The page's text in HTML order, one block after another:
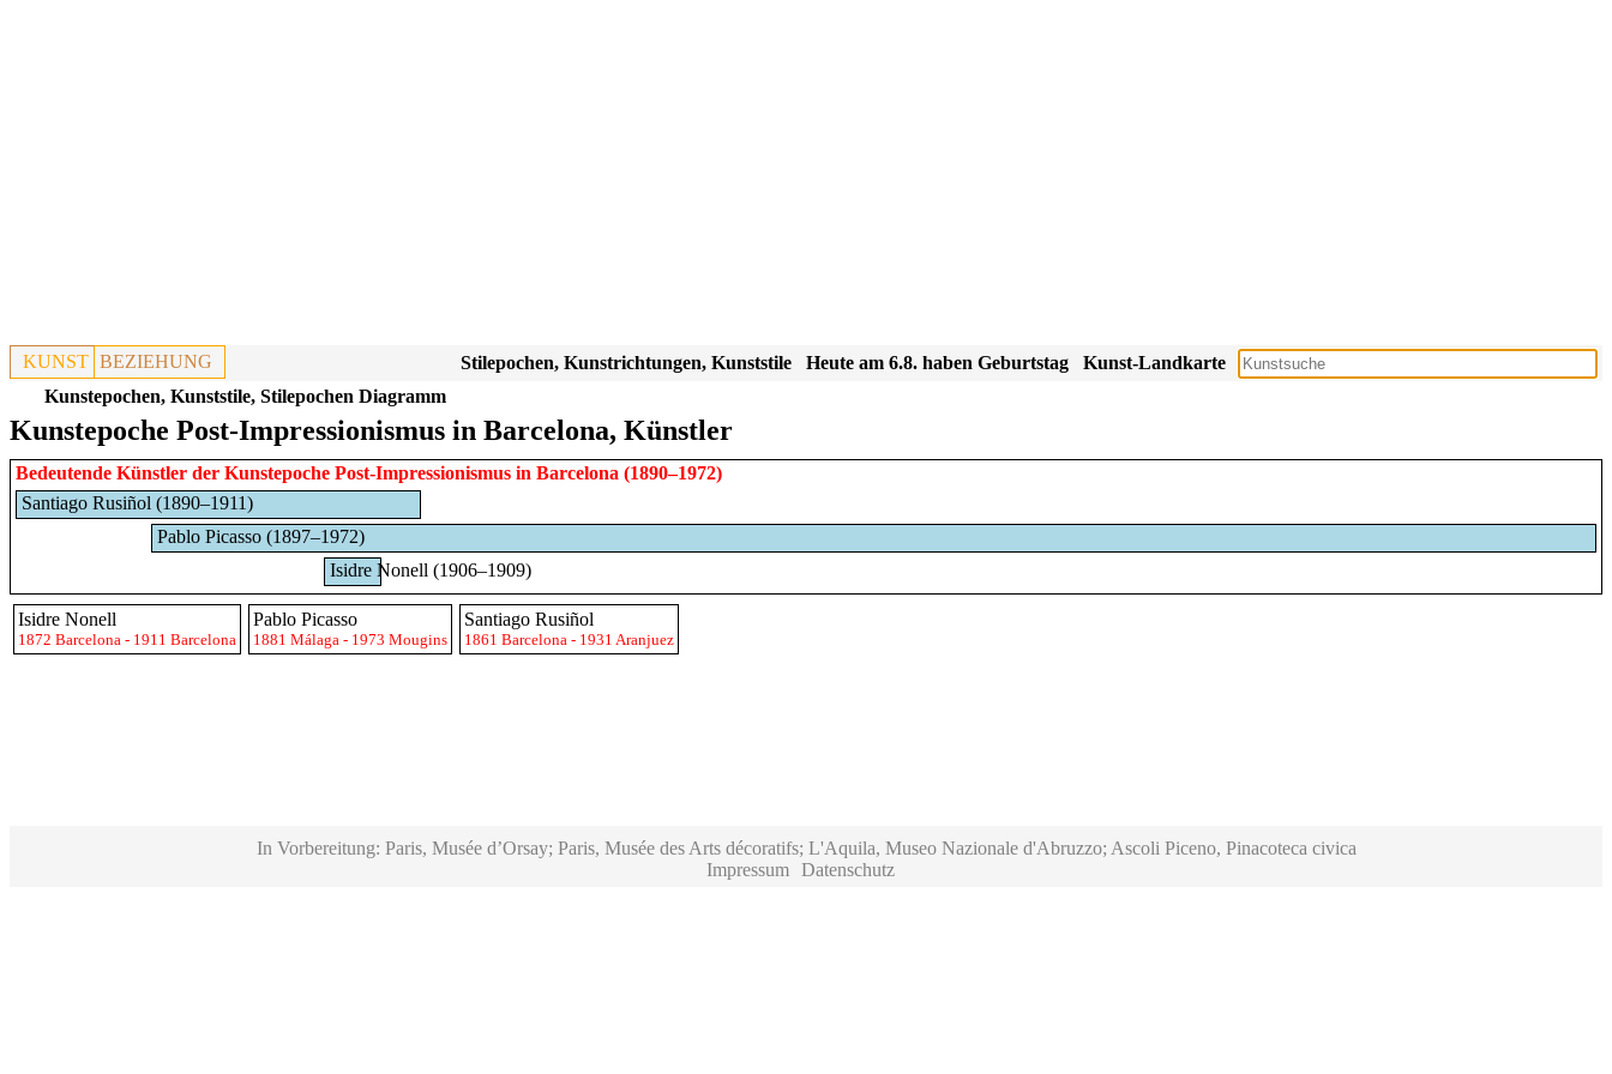
KUNST BEZIEHUNG Kunst-Landkarte
Heute am 6.8. haben Geburtstag
Stilepochen, Kunstrichtungen, Kunststile
Kunstepochen, Kunststile, Stilepochen Diagramm
Kunstepoche Post-Impressionismus in Barcelona, Künstler
Bedeutende Künstler der Kunstepoche Post-Impressionismus in Barcelona (1890–1972)
Santiago Rusiñol (1890–1911)
Pablo Picasso (1897–1972)
Isidre Nonell (1906–1909)
Isidre Nonell
1872 Barcelona - 1911 Barcelona
Pablo Picasso
1881 Málaga - 1973 Mougins
Santiago Rusiñol
1861 Barcelona - 1931 Aranjuez
In Vorbereitung: Paris, Musée d’Orsay; Paris, Musée des Arts décoratifs; L'Aquila, Museo Nazionale d'Abruzzo; Ascoli Piceno, Pinacoteca civica
Impressum
Datenschutz